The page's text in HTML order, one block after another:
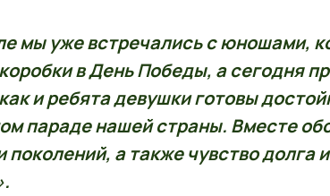
мы уже встречались с юношами,
в День Победы, а сегодня
и ребята девушки готовы
параде нашей страны. Вместе
а также чувство долга